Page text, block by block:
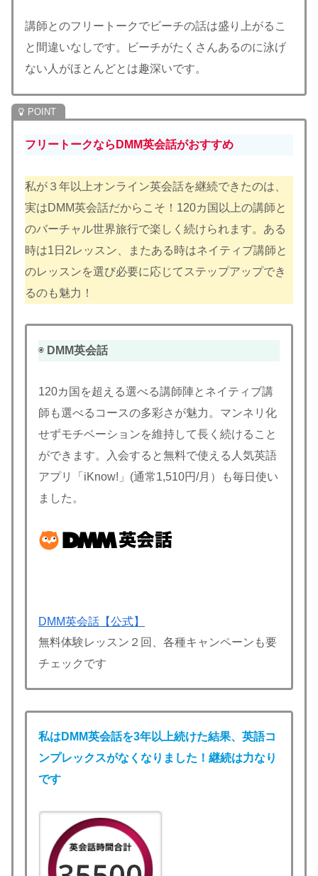
講師とのフリートークでビーチの話は盛り上がるこ
と間違いなしです。ビーチがたくさんあるのに泳げ
ない人がほとんどとは趣深いです。
フリートークならDMM英会話がおすすめ
私が３年以上オンライン英会話を継続できたのは、
実はDMM英会話だからこそ！120カ国以上の講師と
のバーチャル世界旅行で楽しく続けられます。ある
時は1日2レッスン、またある時はネイティブ講師と
のレッスンを選び必要に応じてステップアップでき
るのも魅力！
◉ DMM英会話
120カ国を超える選べる講師陣とネイティブ講
師も選べるコースの多彩さが魅力。マンネリ化
せずモチベーションを維持して長く続けること
ができます。入会すると無料で使える人気英語
アプリ「iKnow!」(通常1,510円/月）も毎日使い
ました。
DMM英会話【公式】
無料体験レッスン２回、各種キャンペーンも要
チェックです
私は DMM英会話を3年以上続けた結果、英語コ
ンプレックスがなくなりました！継続は力なり
です